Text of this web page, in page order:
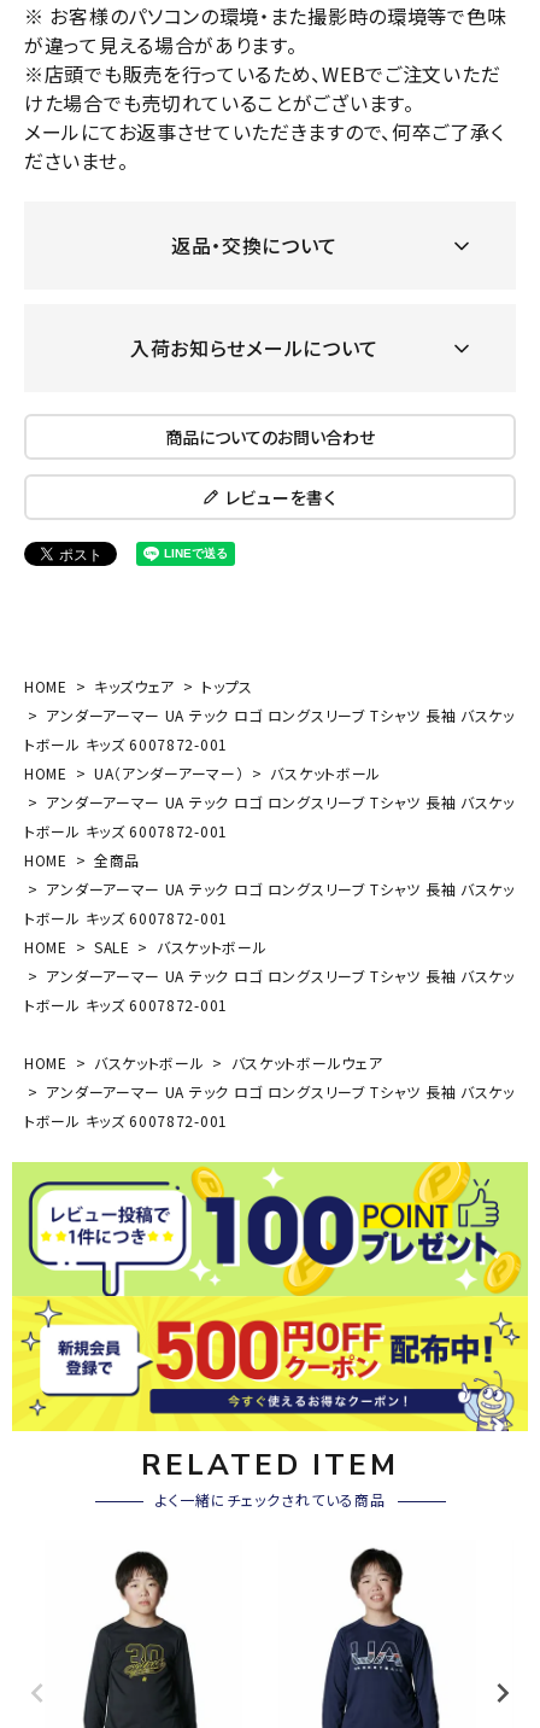
※ お客様のパソコンの環境・また撮影時の環境等で色味
が違って見える場合があります。
※店頭でも販売を行っているため、WEBでご注文いただ
けた場合でも売切れていることがございます。
メールにてお返事させていただきますので、何卒ご了承く
ださいませ。
返品・交換について
入荷お知らせメールについて
商品についてのお問い合わせ
レビューを書く
HOME キッズウェア
トップス
アンダーアーマー UA テック ロゴ ロングスリーブ Tシャツ 長袖 バスケッ
トボール キッズ 6007872-001
HOME
UA（アンダーアーマー）
バスケットボール
アンダーアーマー UA テック ロゴ ロングスリーブ Tシャツ 長袖 バスケッ
トボール キッズ 6007872-001
HOME
全商品
アンダーアーマー UA テック ロゴ ロングスリーブ Tシャツ 長袖 バスケッ
トボール キッズ 6007872-001
HOME
SALE
バスケットボール
アンダーアーマー UA テック ロゴ ロングスリーブ Tシャツ 長袖 バスケッ
トボール キッズ 6007872-001
HOME バスケットボール
バスケットボールウェア
アンダーアーマー UA テック ロゴ ロングスリーブ Tシャツ 長袖 バスケッ
トボール キッズ 6007872-001
RELATED ITEM
よく一緒にチェックされている商品